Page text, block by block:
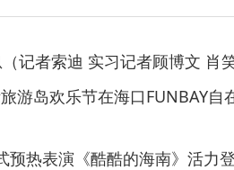
记者索迪 实习记者顾博文 肖
游岛欢乐节在海口FUNBAY自
预热表演《酷酷的海南》活力